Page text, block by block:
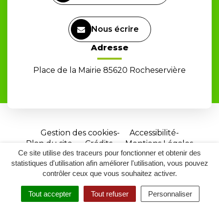
Ce site utilise des traceurs pour fonctionner et obtenir des
statistiques d'utilisation afin améliorer l'utilisation, vous pouvez
contrôler ceux que vous souhaitez activer.
Tout accepter Tout refuser Personnaliser
RECHERCHER
ACCESSIBILITÉ
Nous écrire
Adresse
Place de la Mairie 85620 Rocheservière
Gestion des cookies
Accessibilité
Plan du site
Crédits
Mentions Légales
Site
réalisé
par
Inovagora